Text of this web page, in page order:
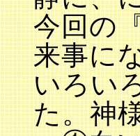
今回の
来事に
いろい
た。神